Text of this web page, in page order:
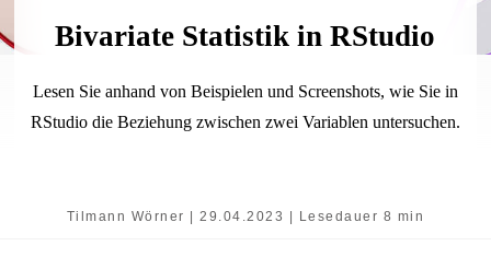
Bivariate Statistik in RStudio
Lesen Sie anhand von Beispielen und Screenshots, wie Sie in
RStudio die Beziehung zwischen zwei Variablen untersuchen.
Tilmann Wörner | 29.04.2023 | Lesedauer 8 min